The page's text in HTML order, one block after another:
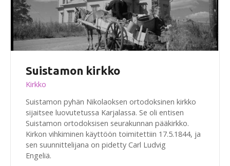
Suistamon kirkko
Kirkko
Suistamon pyhän Nikolaoksen ortodoksinen kirkko
sijaitsee luovutetussa Karjalassa. Se oli entisen
Suistamon ortodoksisen seurakunnan pääkirkko.
Kirkon vihkiminen käyttöön toimitettiin 17.5.1844, ja
sen suunnittelijana on pidetty Carl Ludvig
Engeliä.